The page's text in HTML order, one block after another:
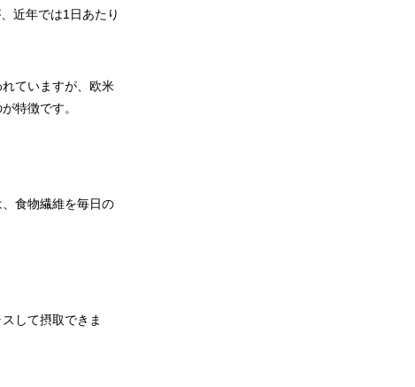
近年では1日あたり
ていますが、欧米
特徴です。
食物繊維を毎日の
して摂取できま